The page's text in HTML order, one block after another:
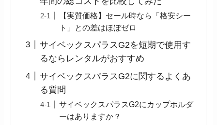
【実質価格】セール時なら「格安シー
ト」との差はほぼゼロ
サイベックスパラスG2を短期で使用す
るならレンタルがおすすめ
サイベックスパラスG2に関するよくあ
る質問
サイベックスパラスG2にカップホルダ
ーはありますか？